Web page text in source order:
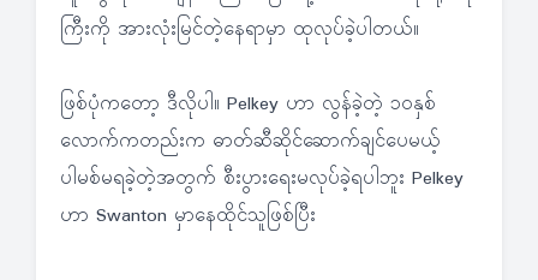
ကြီးကို အားလုံးမြင်တဲ့နေရာမှာ ထုလုပ်ခဲ့ပါတယ်။
ဖြစ်ပုံကတော့ ဒီလိုပါ။ Pelkey ဟာ လွန်ခဲ့တဲ့ ၁၀နှစ်
လောက်ကတည်းက ဓာတ်ဆီဆိုင်ဆောက်ချင်ပေမယ့်
ပါမစ်မရခဲ့တဲ့အတွက် စီးပွားရေးမလုပ်ခဲ့ရပါဘူး Pelkey
ဟာ Swanton မှာနေထိုင်သူဖြစ်ပြီး